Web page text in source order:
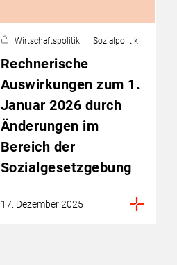
Wirtschaftspolitik Sozialpolitik
Rechnerische
Auswirkungen zum 1.
Januar 2026 durch
Änderungen im
Bereich der
Sozialgesetzgebung
17. Dezember 2025